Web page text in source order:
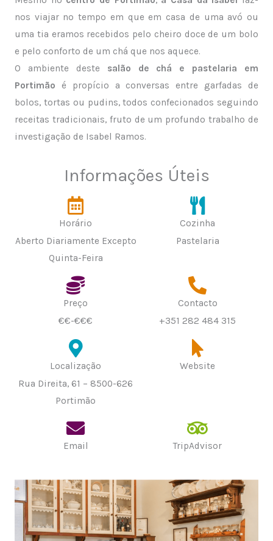
nos viajar no tempo em que em casa de uma avó ou
uma tia eramos recebidos pelo cheiro doce de um bolo
e pelo conforto de um chá que nos aquece.
O ambiente deste salão de chá e pastelaria
em
Portimão é propício a conversas entre garfadas de
bolos, tortas ou pudins, todos confecionados seguindo
receitas tradicionais, fruto de um profundo trabalho de
investigação de Isabel Ramos.
Informações Úteis
Horário
Aberto Diariamente Excepto
Quinta-Feira
Cozinha
Pastelaria
Preço
€€-€€€
Contacto
+351 282 484 315
Localização
Rua Direita, 61 – 8500-626
Portimão
Website
Email TripAdvisor